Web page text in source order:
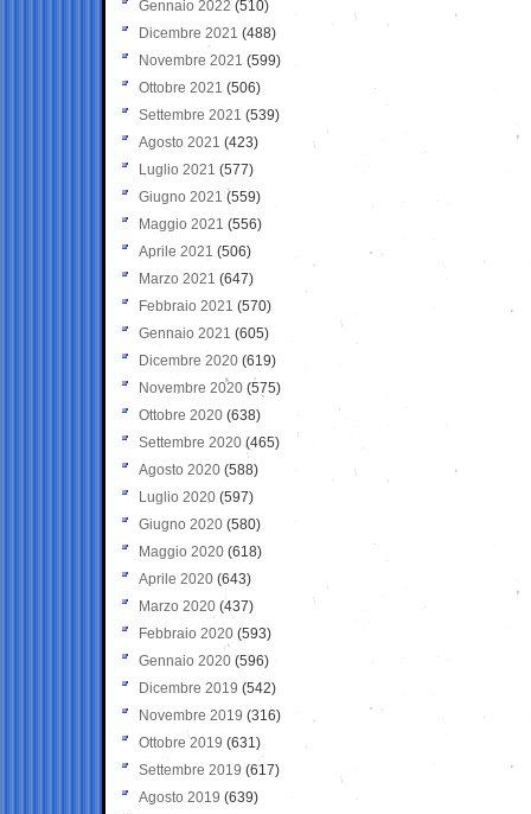
Gennaio 2022 (510)
Dicembre 2021 (488)
Novembre 2021 (599)
Ottobre 2021 (506)
Settembre 2021 (539)
Agosto 2021 (423)
Luglio 2021 (577)
Giugno 2021(559)
Maggio 2021 (556)
Aprile 2021 (506)
Marzo 2021 (647)
Febbraio 2021 (570)
Gennaio 2021 (605)
Dicembre 2020 (619)
Novembre 2020 (575)
Ottobre 2020 (638)
Settembre 2020(465)
Agosto 2020 (588)
Luglio 2020 (597)
Giugno 2020 (580)
Maggio 2020 (618)
Aprile 2020 (643)
Marzo 2020 (437)
Febbraio 2020 (593)
Gennaio 2020 (596)
Dicembre 2019 (542)
Novembre 2019 (316)
Ottobre 2019 (631)
Settembre 2019 (617)
Agosto 2019 (639)